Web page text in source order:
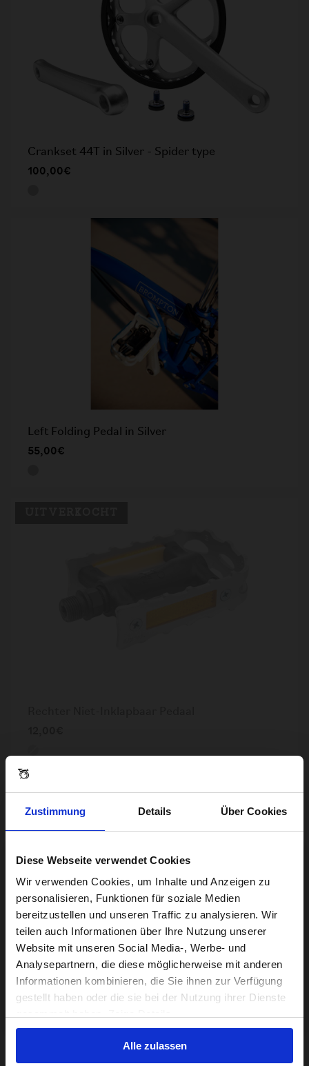
Zustimmung Details Über Cookies
Diese Webseite verwendet Cookies
Wir verwenden Cookies, um Inhalte und Anzeigen zu
personalisieren, Funktionen für soziale Medien
bereitzustellen und unseren Traffic zu analysieren. Wir
teilen auch Informationen über Ihre Nutzung unserer
Website mit unseren Social Media-, Werbe- und
Analysepartnern, die diese möglicherweise mit anderen
Informationen kombinieren, die Sie ihnen zur Verfügung
gestellt haben oder die sie bei der Nutzung ihrer Dienste
Alle zulassen
Crankset 44T in Silver - Spider type
100,00€
Left Folding Pedal in Silver
55,00€
Schwalbe Kojak Tyre 32-349 With Kevlar Bead
Visiting from the United States?
For a better experience, please visit our:
US website
No, stay here